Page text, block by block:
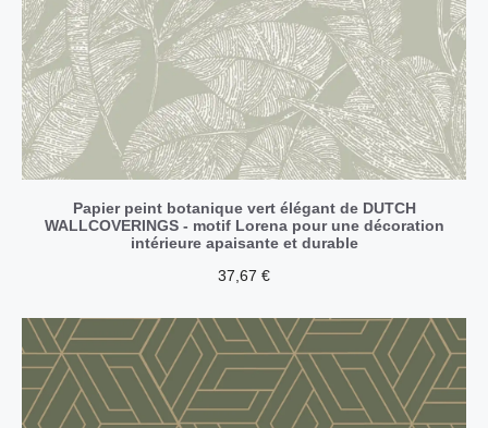
Papier peint botanique vert élégant de DUTCH
WALLCOVERINGS - motif Lorena pour une décoration
intérieure apaisante et durable
37,67 €